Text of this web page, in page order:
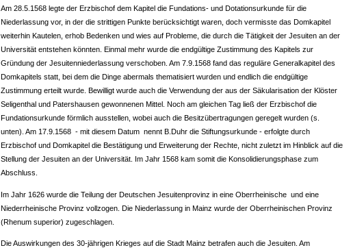
Am 28.5.1568 legte der Erzbischof dem Kapitel die Fundations- und Dotationsurkunde für die
Niederlassung vor, in der die strittigen Punkte berücksichtigt waren, doch vermisste das Domkapitel
weiterhin Kautelen, erhob Bedenken und wies auf Probleme, die durch die Tätigkeit der Jesuiten an der
Universität entstehen könnten. Einmal mehr wurde die endgültige Zustimmung des Kapitels zur
Gründung der Jesuitenniederlassung verschoben. Am 7.9.1568 fand das reguläre Generalkapitel des
Domkapitels statt, bei dem die Dinge abermals thematisiert wurden und endlich die endgültige
Zustimmung erteilt wurde. Bewilligt wurde auch die Verwendung der aus der Säkularisation der Klöster
Seligenthal und Patershausen gewonnenen Mittel. Noch am gleichen Tag ließ der Erzbischof die
Fundationsurkunde förmlich ausstellen, wobei auch die Besitzübertragungen geregelt wurden (s.
unten). Am 17.9.1568 - mit diesem Datum nennt B.Duhr die Stiftungsurkunde - erfolgte durch
Erzbischof und Domkapitel die Bestätigung und Erweiterung der Rechte, nicht zuletzt im Hinblick auf die
Stellung der Jesuiten an der Universität. Im Jahr 1568 kam somit die Konsolidierungsphase zum
Abschluss.
Im Jahr 1626 wurde die Teilung der Deutschen Jesuitenprovinz in eine Oberrheinische und eine
Niederrheinische Provinz vollzogen. Die Niederlassung in Mainz wurde der Oberrheinischen Provinz
(Rhenum superior) zugeschlagen.
Die Auswirkungen des 30-jährigen Krieges auf die Stadt Mainz betrafen auch die Jesuiten. Am